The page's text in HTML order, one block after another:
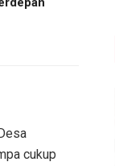
cukup